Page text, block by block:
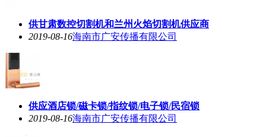
供甘肃数控切割机和兰州火焰切割机供应商
2019-08-16海南市广安传播有限公司
供应酒店锁/磁卡锁/指纹锁/电子锁/民宿锁
2019-08-16海南市广安传播有限公司